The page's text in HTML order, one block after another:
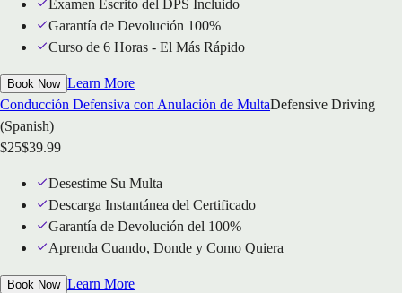
Examen Escrito del DPS Incluido
Garantía de Devolución 100%
Curso de 6 Horas - El Más Rápido
Book Now Learn More
Conducción Defensiva con Anulación de MultaDefensive Driving
(Spanish)
$25$39.99
Desestime Su Multa
Descarga Instantánea del Certificado
Garantía de Devolución del 100%
Aprenda Cuando, Donde y Como Quiera
Book Now Learn More